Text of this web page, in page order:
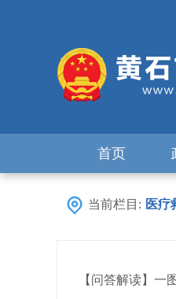
首页
当前栏目: 医疗
【问答解读】一